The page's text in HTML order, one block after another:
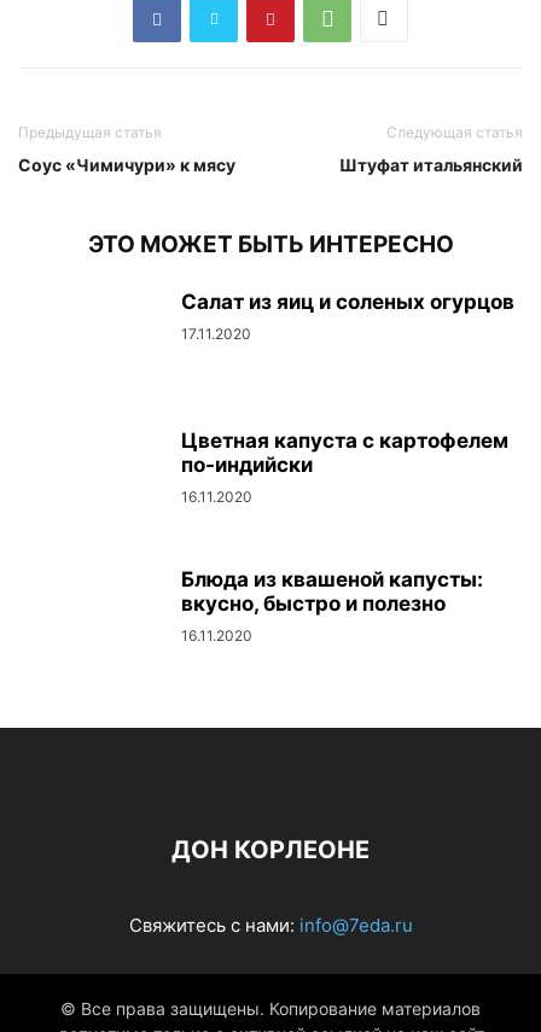
Предыдущая статья
Соус «Чимичури» к мясу
Следующая статья
Штуфат итальянский
ЭТО МОЖЕТ БЫТЬ ИНТЕРЕСНО
Салат из яиц и соленых огурцов
17.11.2020
Цветная капуста с картофелем
по-индийски
16.11.2020
Блюда из квашеной капусты:
вкусно, быстро и полезно
16.11.2020
ДОН КОРЛЕОНЕ
Свяжитесь с нами: info@7eda.ru
© Все права защищены. Копирование материалов